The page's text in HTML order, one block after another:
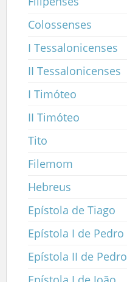
Colossenses
I Tessalonicenses
II Tessalonicenses
I Timóteo
II Timóteo
Tito
Filemom
Hebreus
Epístola de Tiago
Epístola I de Pedro
Epístola II de Pedro